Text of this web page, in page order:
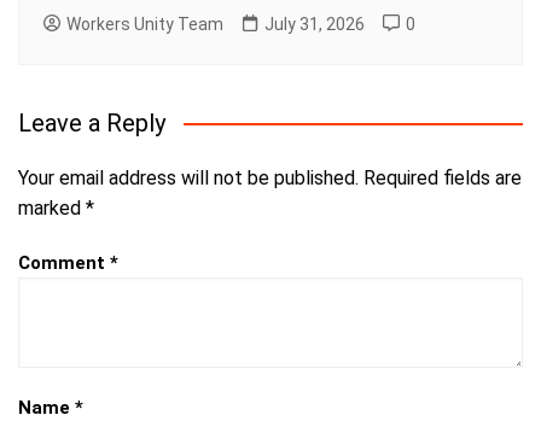
Workers Unity Team July 31, 2026 0
Leave a Reply
Your email address will not be published. Required fields are
marked *
Comment *
Name *